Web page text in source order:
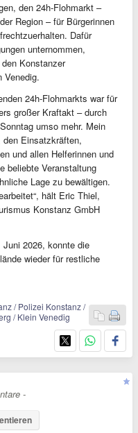
den 24h-Flohmarkt –
Region – für Bürgerinnen
Dafür
unternommen,
Konstanzer
Venedig.
24h-Flohmarkts war für
großer Kraftakt – durch
umso mehr. Mein
Einsatzkräften,
und allen Helferinnen und
beliebte Veranstaltung
Lage zu bewältigen.
hält Eric Thiel,
Konstanz GmbH
2026, konnte die
wieder für restliche
/ Polizei Konstanz /
/ Klein Venedig
-